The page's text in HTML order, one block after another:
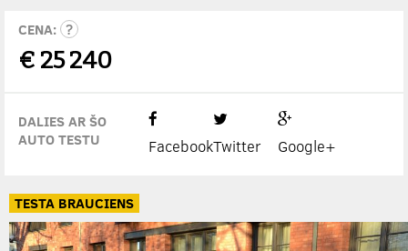
CENA:
€ 25 240
DALIES AR ŠO
AUTO TESTU
FacebookTwitter Google+
TESTA BRAUCIENS